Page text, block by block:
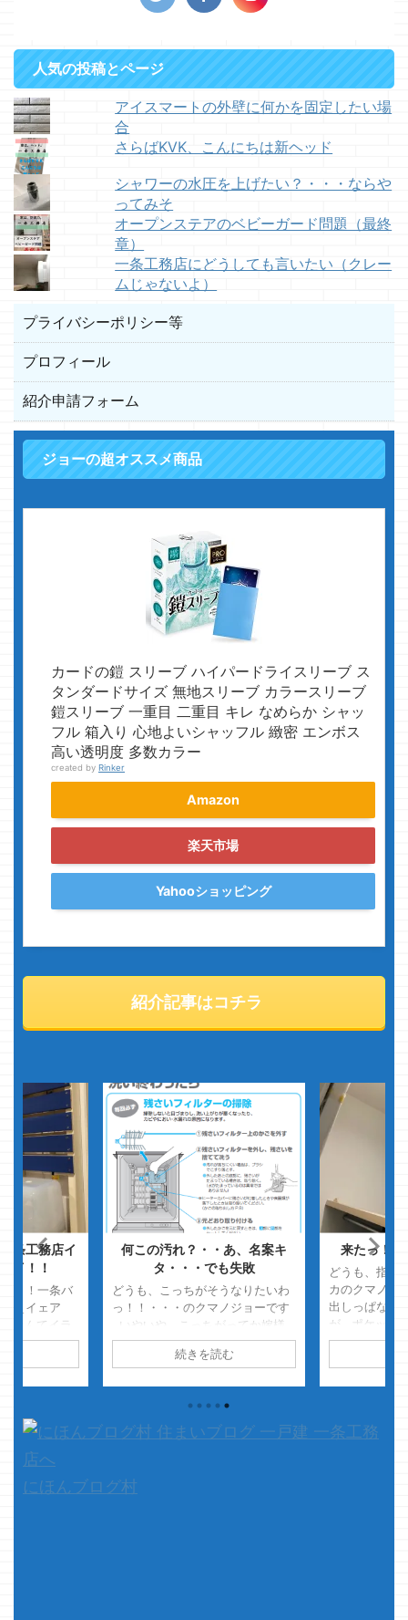
人気の投稿とページ
アイスマートの外壁に何かを固定したい場
合
さらばKVK、こんにちは新ヘッド
シャワーの水圧を上げたい？・・・ならや
ってみそ
オープンステアのベビーガード問題（最終
章）
一条工務店にどうしても言いたい（クレー
ムじゃないよ）
プライバシーポリシー等
プロフィール
紹介申請フォーム
ジョーの超オススメ商品
カードの鎧 スリーブ ハイパードライスリーブ ス
タンダードサイズ 無地スリーブ カラースリーブ
鎧スリーブ 一重目 二重目 キレ なめらか シャッ
フル 箱入り 心地よいシャッフル 緻密 エンボス
高い透明度 多数カラー
created by Rinker
Amazon
楽天市場
Yahooショッピング
紹介記事はコチラ
条工務店イ
イ！！
！！一条バ
ぇイェア
なんてイラ
告した通
ウェ～～～
ぁオラ
くぜぇ！！
！！ウェイ
何この汚れ？・・あ、名案キ
タ・・・でも失敗
どうも、こっちがそうなりたいわ
っ！！・・・のクマノジョーです
いやいや、こっちがってか嫁様
がそうなりたいわっ！！って話な
んですけどね コレ・・・・ 椅子
変えると・・・ こんな感
じ・・・・ ・・・・で、寝てます
熊・・・ まん防中で保育園が自
粛期間中・・・ 超快適なアイスマ
続きを読む
来たっ！
どうも、指先
カのクマノジ
出しっぱなし
が ポケット
ホカです
コレの時ね
にほんブログ村